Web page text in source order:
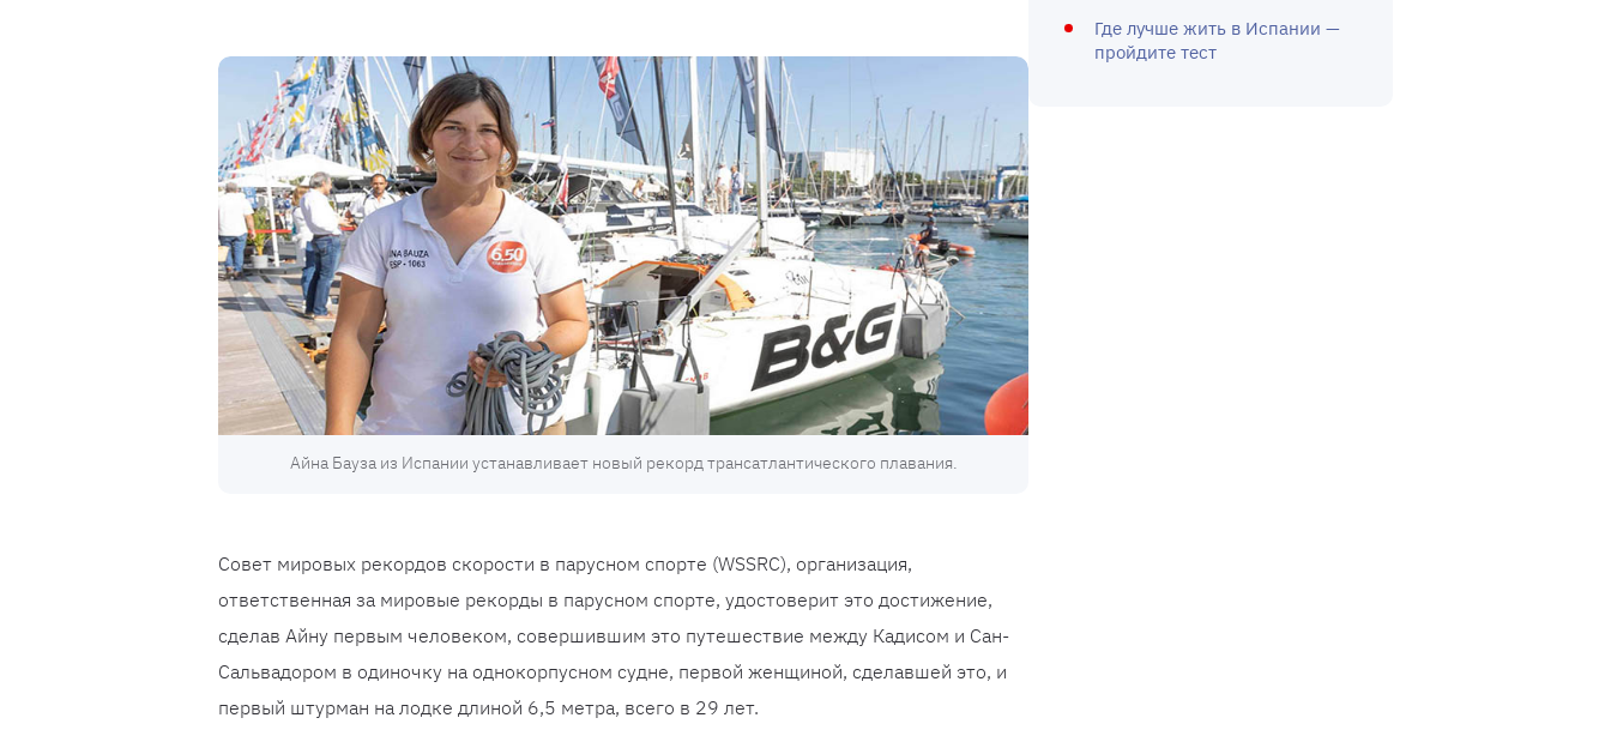
Айна Бауза из Испании устанавливает новый рекорд трансатлантического плавания.
Совет мировых рекордов скорости в парусном спорте (WSSRC), организация,
ответственная за мировые рекорды в парусном спорте, удостоверит это достижение,
сделав Айну первым человеком, совершившим это путешествие между Кадисом и Сан-
Сальвадором в одиночку на однокорпусном судне, первой женщиной, сделавшей это, и
первый штурман на лодке длиной 6,5 метра, всего в 29 лет.
Где лучше жить в Испании —
пройдите тест